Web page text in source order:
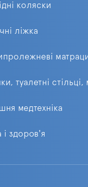
коляски
ліжка
туалетні
медтехніка
і здоров'я